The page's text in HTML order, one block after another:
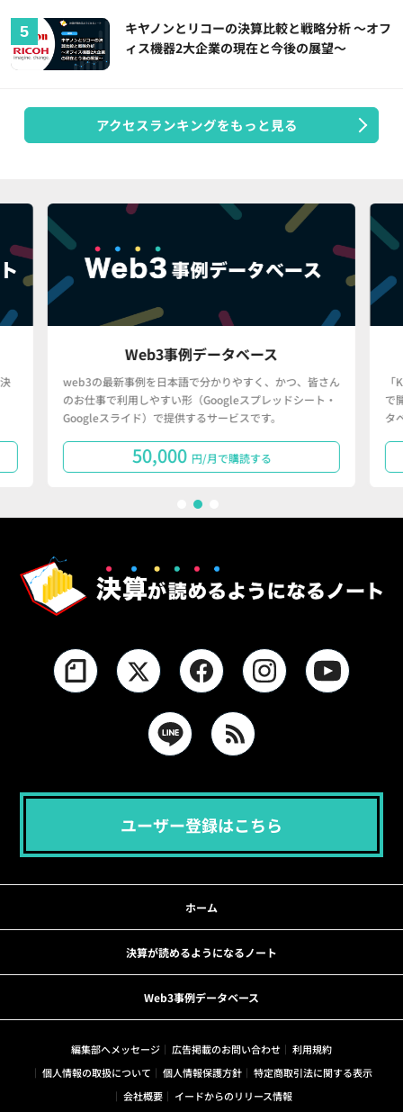
キヤノンとリコーの決算比較と戦略分析 ～オフ
ィス機器2大企業の現在と今後の展望～
アクセスランキングをもっと見る
Web3事例データベース
web3の最新事例を日本語で分かりやすく、かつ、皆さん
のお仕事で利用しやすい形（Googleスプレッドシート・
Googleスライド）で提供するサービスです。
50,000 円/月で購読する
で
タ
ユーザー登録はこちら
ホーム
決算が読めるようになるノート
Web3事例データベース
編集部へメッセージ 広告掲載のお問い合わせ
利用規約
個人情報の取扱について
個人情報保護方針
特定商取引法に関する表示
会社概要
イードからのリリース情報